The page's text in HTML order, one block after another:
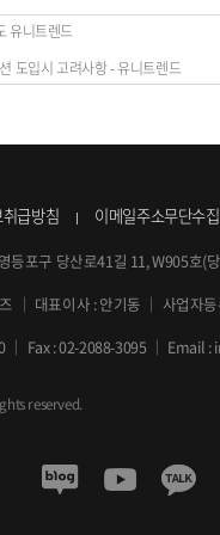
유니트렌드
도입시 고려사항 - 유니트렌드
급방침
이메일주소무단수
등포구 당산로41길 11, W905호(
｜ 대표이사 : 안기동 ｜ 사업자
｜ Fax : 02-2088-3095 ｜ Email :
reserved.